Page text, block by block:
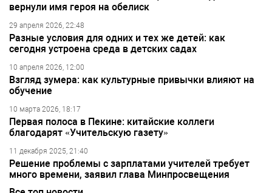
вернули имя героя на обелиск
29 апреля 2026, 22:48
Разные условия для одних и тех же детей: как
сегодня устроена среда в детских садах
10 апреля 2026, 12:00
Взгляд зумера: как культурные привычки влияют на
обучение
10 марта 2026, 18:17
Первая полоса в Пекине: китайские коллеги
благодарят «Учительскую газету»
11 декабря 2025, 21:40
Решение проблемы с зарплатами учителей требует
много времени, заявил глава Минпросвещения